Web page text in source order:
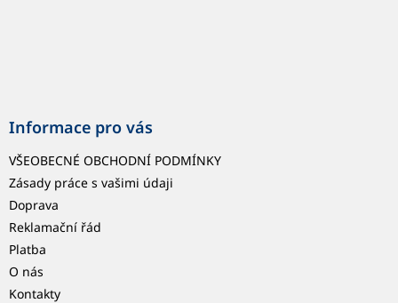
Informace pro vás
VŠEOBECNÉ OBCHODNÍ PODMÍNKY
Zásady práce s vašimi údaji
Doprava
Reklamační řád
Platba
O nás
Kontakty